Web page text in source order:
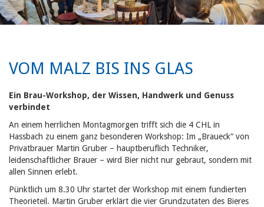
VOM MALZ BIS INS GLAS
Ein Brau-Workshop, der Wissen, Handwerk und Genuss
verbindet
An einem herrlichen Montagmorgen trifft sich die 4 CHL in
Hassbach zu einem ganz besonderen Workshop: Im „Braueck“ von
Privatbrauer Martin Gruber – hauptberuflich Techniker,
leidenschaftlicher Brauer – wird Bier nicht nur gebraut, sondern mit
allen Sinnen erlebt.
Pünktlich um 8.30 Uhr startet der Workshop mit einem fundierten
Theorieteil. Martin Gruber erklärt die vier Grundzutaten des Bieres